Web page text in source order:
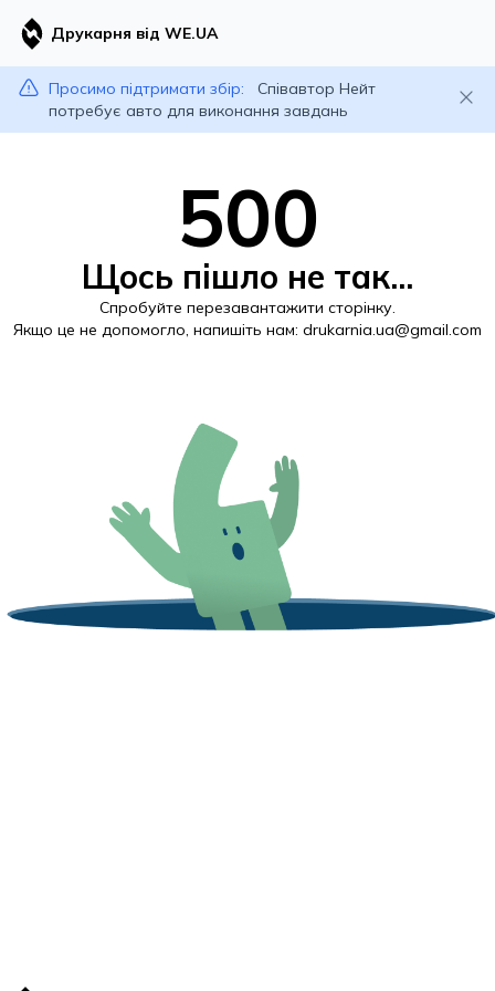
Друкарня від WE.UA
Просимо підтримати збір:
Співавтор Нейт
потребує авто для виконання завдань
500
Щось пішло не так...
Спробуйте перезавантажити сторінку.
Якщо це не допомогло, напишіть нам: drukarnia.ua@gmail.com